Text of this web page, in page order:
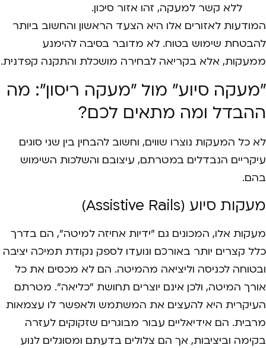
ללא קשר למעקה, זהו אזור סיכון.
המודעות לאזורים אלו היא הצעד הראשון והחשוב ביותר
להבטחת שימוש בטוח. לא מדובר בסיבה להימנע
ממעקות, אלא בקריאה לבחירה מושכלת והתקנה קפדנית.
"מעקה סיוע" מול "מעקה ריסון": מה
ההבדל ומה מתאים לכם?
לא כל המעקות נוצרו שווים, וחשוב להבחין בין שני סוגים
עיקריים הנבדלים במטרתם, עיצובם והשלכות השימוש
בהם.
מעקות סיוע (Assistive Rails)
מעקות אלו, המכונים גם "ידיות אחיזה למיטה", הם בדרך
כלל קצרים יותר באורכם ונועדו לספק נקודת תמיכה יציבה
ובטוחה לכניסה וליציאה מהמיטה. הם לא מכסים את כל
אורך המיטה, ולכן אינם יוצרים תחושת "כליאה". מטרתם
העיקרית היא להעצים את המשתמש ולאפשר לו עצמאות
מרבית. הם אידיאליים עבור מבוגרים שזקוקים לעזרה
בקימה וביציבות, אך הם צלולים בדעתם ומסוגלים לנוע